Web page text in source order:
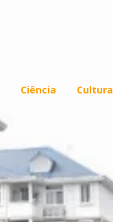
Ciência Cultura